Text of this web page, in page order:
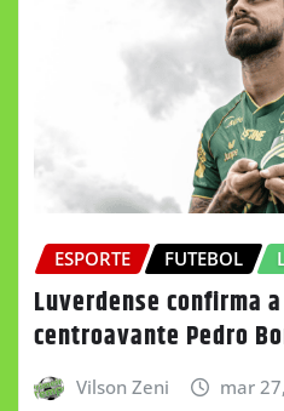
ESPORTE FUTEBOL
Luverdense confirma
centroavante Pedro
Vilson Zeni mar